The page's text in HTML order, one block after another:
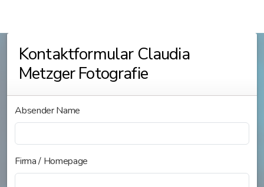
Kontaktformular Claudia
Metzger Fotografie
Absender Name
Firma / Homepage